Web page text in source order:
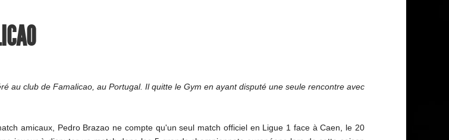
au club de Famalicao, au Portugal. Il quitte le Gym en ayant disputé une seule rencontre avec
amicaux, Pedro Brazao ne compte qu'un seul match officiel en Ligue 1 face à Caen, le 20